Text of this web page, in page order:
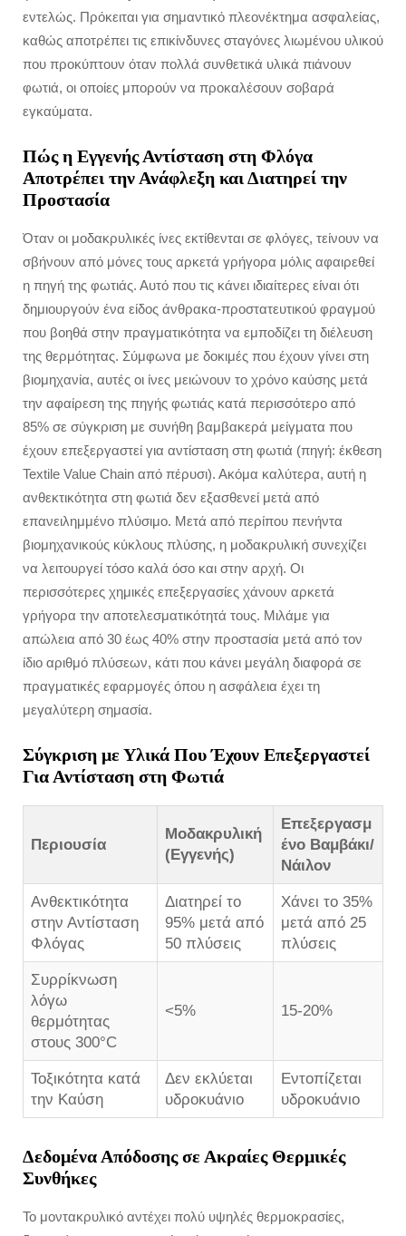
εντελώς. Πρόκειται για σημαντικό πλεονέκτημα ασφαλείας,
καθώς αποτρέπει τις επικίνδυνες σταγόνες λιωμένου υλικού
που προκύπτουν όταν πολλά συνθετικά υλικά πιάνουν
φωτιά, οι οποίες μπορούν να προκαλέσουν σοβαρά
εγκαύματα.
Πώς η Εγγενής Αντίσταση στη Φλόγα
Αποτρέπει την Ανάφλεξη και Διατηρεί την
Προστασία
Όταν οι μοδακρυλικές ίνες εκτίθενται σε φλόγες, τείνουν να
σβήνουν από μόνες τους αρκετά γρήγορα μόλις αφαιρεθεί
η πηγή της φωτιάς. Αυτό που τις κάνει ιδιαίτερες είναι ότι
δημιουργούν ένα είδος άνθρακα-προστατευτικού φραγμού
που βοηθά στην πραγματικότητα να εμποδίζει τη διέλευση
της θερμότητας. Σύμφωνα με δοκιμές που έχουν γίνει στη
βιομηχανία, αυτές οι ίνες μειώνουν το χρόνο καύσης μετά
την αφαίρεση της πηγής φωτιάς κατά περισσότερο από
85% σε σύγκριση με συνήθη βαμβακερά μείγματα που
έχουν επεξεργαστεί για αντίσταση στη φωτιά (πηγή: έκθεση
Textile Value Chain από πέρυσι). Ακόμα καλύτερα, αυτή η
ανθεκτικότητα στη φωτιά δεν εξασθενεί μετά από
επανειλημμένο πλύσιμο. Μετά από περίπου πενήντα
βιομηχανικούς κύκλους πλύσης, η μοδακρυλική συνεχίζει
να λειτουργεί τόσο καλά όσο και στην αρχή. Οι
περισσότερες χημικές επεξεργασίες χάνουν αρκετά
γρήγορα την αποτελεσματικότητά τους. Μιλάμε για
απώλεια από 30 έως 40% στην προστασία μετά από τον
ίδιο αριθμό πλύσεων, κάτι που κάνει μεγάλη διαφορά σε
πραγματικές εφαρμογές όπου η ασφάλεια έχει τη
μεγαλύτερη σημασία.
Σύγκριση με Υλικά Που Έχουν Επεξεργαστεί
Για Αντίσταση στη Φωτιά
Περιουσία
Μοδακρυλική
(Εγγενής)
Επεξεργασμ
ένο Βαμβάκι/
Νάιλον
Ανθεκτικότητα
στην Αντίσταση
Φλόγας
Διατηρεί το
95% μετά από
50 πλύσεις
Χάνει το 35%
μετά από 25
πλύσεις
Συρρίκνωση
λόγω
θερμότητας
στους 300°C
<5% 15-20%
Τοξικότητα κατά
την Καύση
Δεν εκλύεται
υδροκυάνιο
Εντοπίζεται
υδροκυάνιο
Δεδομένα Απόδοσης σε Ακραίες Θερμικές
Συνθήκες
Το μοντακρυλικό αντέχει πολύ υψηλές θερμοκρασίες,